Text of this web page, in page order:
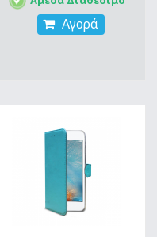
Αγορά